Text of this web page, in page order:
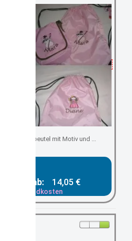
Turnbeutel mit Motiv und ...
ab: 14,05 €
Versandkosten